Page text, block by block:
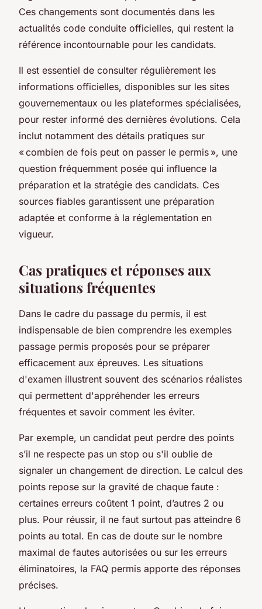
Ces changements sont documentés dans les
actualités code conduite officielles, qui restent la
référence incontournable pour les candidats.
Il est essentiel de consulter régulièrement les
informations officielles, disponibles sur les sites
gouvernementaux ou les plateformes spécialisées,
pour rester informé des dernières évolutions. Cela
inclut notamment des détails pratiques sur
« combien de fois peut on passer le permis », une
question fréquemment posée qui influence la
préparation et la stratégie des candidats. Ces
sources fiables garantissent une préparation
adaptée et conforme à la réglementation en
vigueur.
Cas pratiques et réponses aux
situations fréquentes
Dans le cadre du passage du permis, il est
indispensable de bien comprendre les exemples
passage permis proposés pour se préparer
efficacement aux épreuves. Les situations
d'examen illustrent souvent des scénarios réalistes
qui permettent d'appréhender les erreurs
fréquentes et savoir comment les éviter.
Par exemple, un candidat peut perdre des points
s’il ne respecte pas un stop ou s'il oublie de
signaler un changement de direction. Le calcul des
points repose sur la gravité de chaque faute :
certaines erreurs coûtent 1 point, d’autres 2 ou
plus. Pour réussir, il ne faut surtout pas atteindre 6
points au total. En cas de doute sur le nombre
maximal de fautes autorisées ou sur les erreurs
éliminatoires, la FAQ permis apporte des réponses
précises.